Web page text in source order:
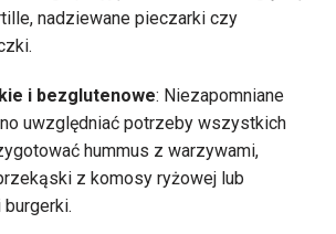
nadziewane pieczarki czy
i bezglutenowe: Niezapomniane
uwzględniać potrzeby wszystkich
hummus z warzywami,
z komosy ryżowej lub